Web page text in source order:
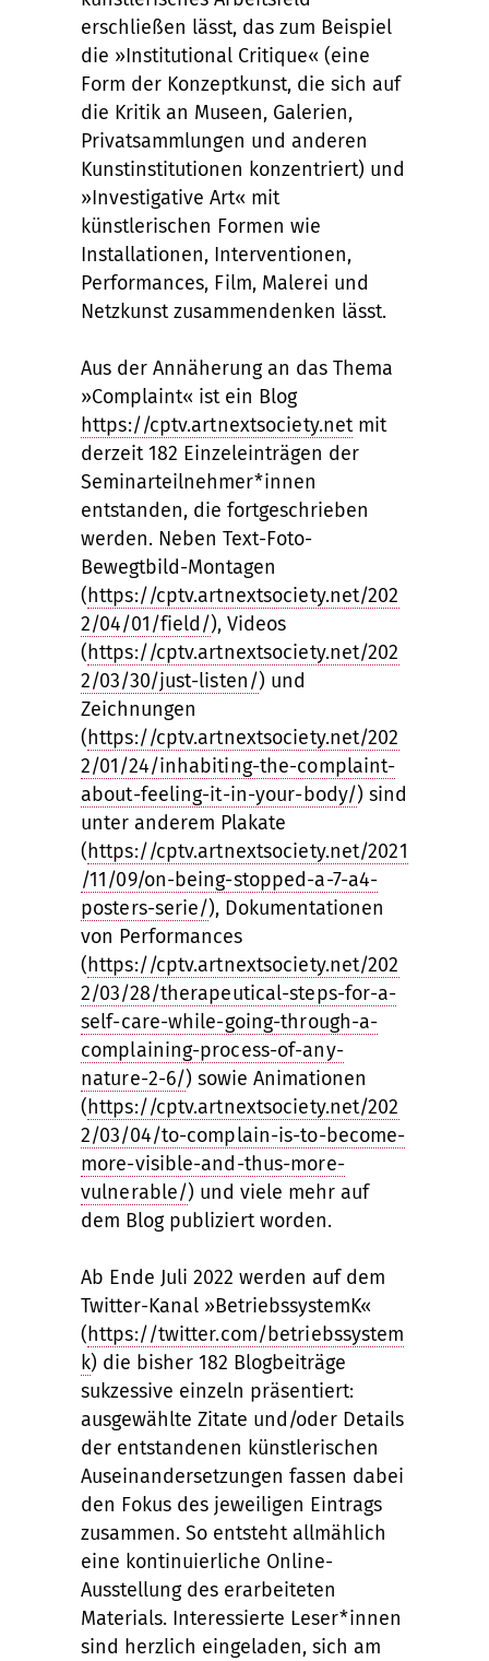
erschließen lässt, das zum Beispiel
die »Institutional Critique« (eine
Form der Konzeptkunst, die sich auf
die Kritik an Museen, Galerien,
Privatsammlungen und anderen
Kunstinstitutionen konzentriert) und
»Investigative Art« mit
künstlerischen Formen wie
Installationen, Interventionen,
Performances, Film, Malerei und
Netzkunst zusammendenken lässt.
Aus der Annäherung an das Thema
»Complaint« ist ein Blog
https://cptv.artnextsociety.netmit
derzeit 182 Einzeleinträgen der
Seminarteilnehmer*innen
entstanden, die fortgeschrieben
werden. Neben Text-Foto-
Bewegtbild-Montagen
(https://cptv.artnextsociety.net/202
2/04/01/field/), Videos
(https://cptv.artnextsociety.net/202
2/03/30/just-listen/) und
Zeichnungen
(https://cptv.artnextsociety.net/202
2/01/24/inhabiting-the-complaint-
about-feeling-it-in-your-body/) sind
unter anderem Plakate
(https://cptv.artnextsociety.net/2021
/11/09/on-being-stopped-a-7-a4-
posters-serie/), Dokumentationen
von Performances
(https://cptv.artnextsociety.net/202
2/03/28/therapeutical-steps-for-a-
self-care-while-going-through-a-
complaining-process-of-any-
nature-2-6/) sowie Animationen
(https://cptv.artnextsociety.net/202
2/03/04/to-complain-is-to-become-
more-visible-and-thus-more-
vulnerable/) und viele mehr auf
dem Blog publiziert worden.
Ab Ende Juli 2022 werden auf dem
Twitter-Kanal »BetriebssystemK«
(https://twitter.com/betriebssystem
k) die bisher 182 Blogbeiträge
sukzessive einzeln präsentiert:
ausgewählte Zitate und/oder Details
der entstandenen künstlerischen
Auseinandersetzungen fassen dabei
den Fokus des jeweiligen Eintrags
zusammen. So entsteht allmählich
eine kontinuierliche Online-
Ausstellung des erarbeiteten
Materials. Interessierte Leser*innen
sind herzlich eingeladen, sich am